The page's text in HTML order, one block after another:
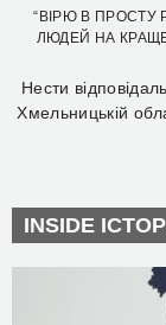
“ВІРЮ В
ЛЮДЕЙ НА
Нести
Хмельницькій
INSIDE